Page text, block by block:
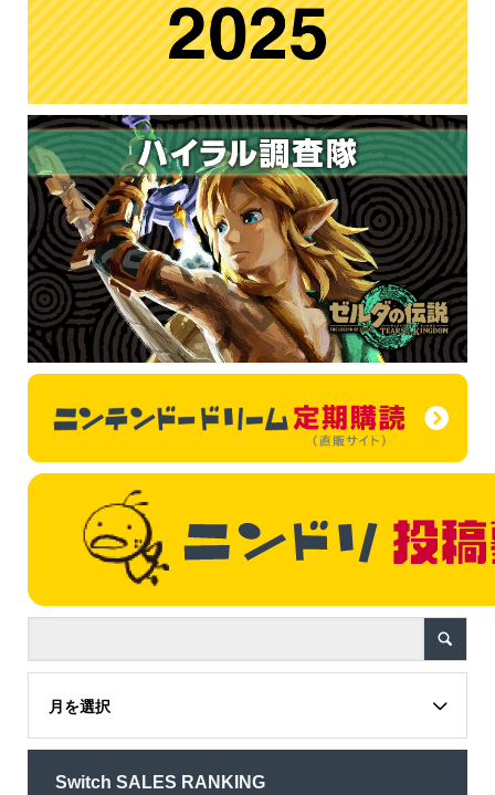
月を選択
Switch SALES RANKING